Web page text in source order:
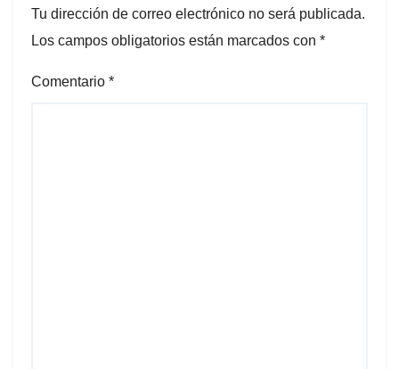
Tu dirección de correo electrónico no será publicada.
Los campos obligatorios están marcados con *
Comentario *